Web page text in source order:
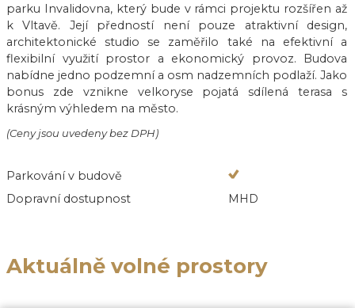
parku Invalidovna, který bude v rámci projektu rozšířen až
k Vltavě. Její předností není pouze atraktivní design,
architektonické studio se zaměřilo také na efektivní a
flexibilní využití prostor a ekonomický provoz. Budova
nabídne jedno podzemní a osm nadzemních podlaží. Jako
bonus zde vznikne velkoryse pojatá sdílená terasa s
krásným výhledem na město.
(Ceny jsou uvedeny bez DPH)
Parkování v budově
Dopravní dostupnost
MHD
Aktuálně volné prostory